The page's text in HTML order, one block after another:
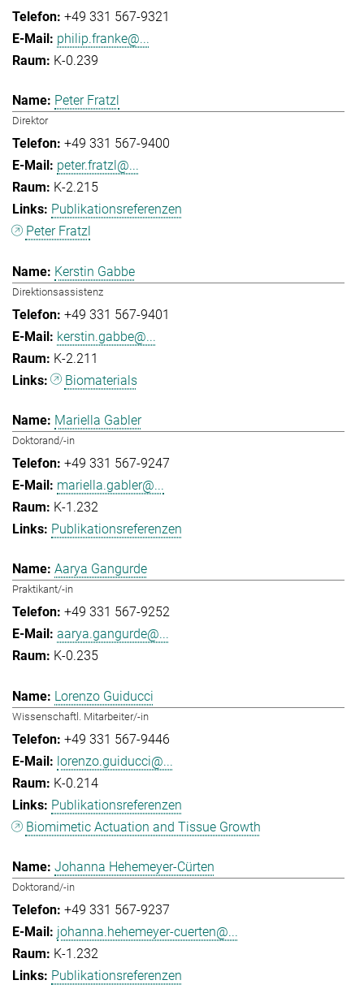
+49 331 567-9321
philip.franke@...
K-0.239
Peter Fratzl
Direktor
+49 331 567-9400
peter.fratzl@...
K-2.215
Publikationsreferenzen
Peter Fratzl
Kerstin Gabbe
Direktionsassistenz
+49 331 567-9401
kerstin.gabbe@...
K-2.211
Biomaterials
Mariella Gabler
Doktorand/-in
+49 331 567-9247
mariella.gabler@...
K-1.232
Publikationsreferenzen
Aarya Gangurde
Praktikant/-in
+49 331 567-9252
aarya.gangurde@...
K-0.235
Lorenzo Guiducci
Wissenschaftl. Mitarbeiter/-in
+49 331 567-9446
lorenzo.guiducci@...
K-0.214
Publikationsreferenzen
Biomimetic Actuation and Tissue Growth
Johanna Hehemeyer-Cürten
Doktorand/-in
+49 331 567-9237
johanna.hehemeyer-cuerten@...
K-1.232
Publikationsreferenzen